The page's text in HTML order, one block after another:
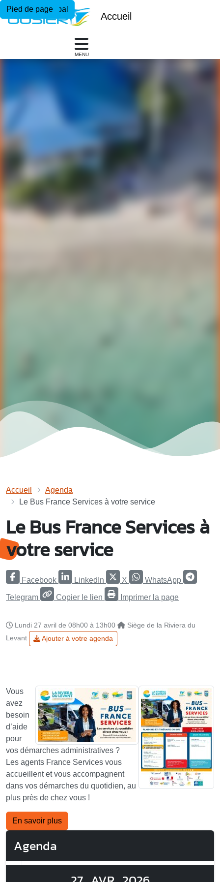
Menu principal
Contenu principal
Pied de page
Accueil
MENU
Accueil
Agenda
Le Bus France Services à votre service
Le Bus France Services à
votre service
Facebook LinkedIn X WhatsApp
Telegram Copier le lien Imprimer la page
Lundi 27 avril de 08h00 à 13h00
Siège de la Riviera du
Levant
Ajouter à votre agenda
Vous
avez
besoin
d’aide
pour
vos démarches administratives ?
Les agents France Services vous
accueillent et vous accompagnent
dans vos démarches du quotidien, au
plus près de chez vous !
En savoir plus
Agenda